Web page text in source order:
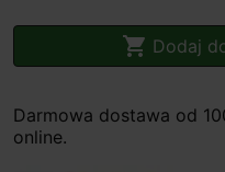
 Dodaj
Darmowa dostawa od
online.